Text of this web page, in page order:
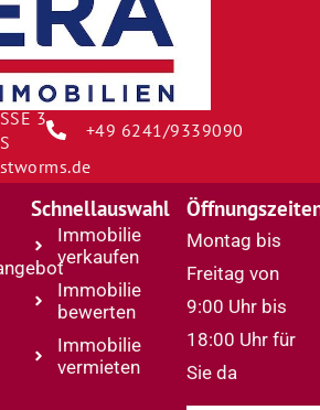
3
+49 6241/9339090
Schnellauswahl
Immobilie
verkaufen
Immobilie
bewerten
Immobilie
vermieten
Montag bis
Freitag von
9:00 Uhr bis
18:00 Uhr für
Sie da